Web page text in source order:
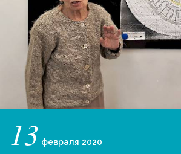
13 февраля 2020